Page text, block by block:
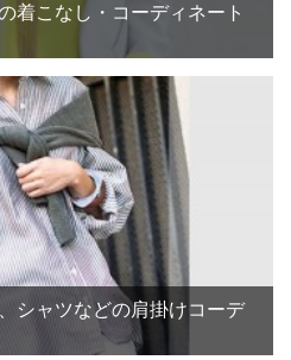
着こなし・コーディネート
シャツなどの肩掛けコーデ